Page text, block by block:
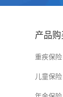
产品购
重疾保险
儿童保险